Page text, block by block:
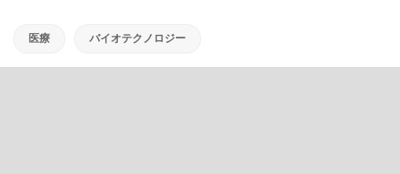
医療 バイオテクノロジー